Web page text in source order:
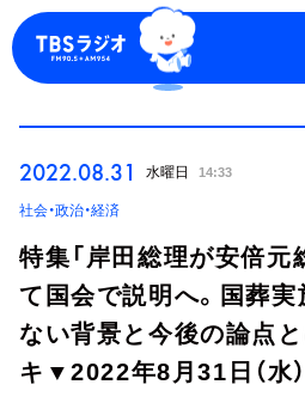
2022.08.31 水曜日 14:33
社会・政治・経済
特集「岸田総理が安倍
て国会で説明へ。国葬
ない背景と今後の論点
キ▼2022年8月31日（水